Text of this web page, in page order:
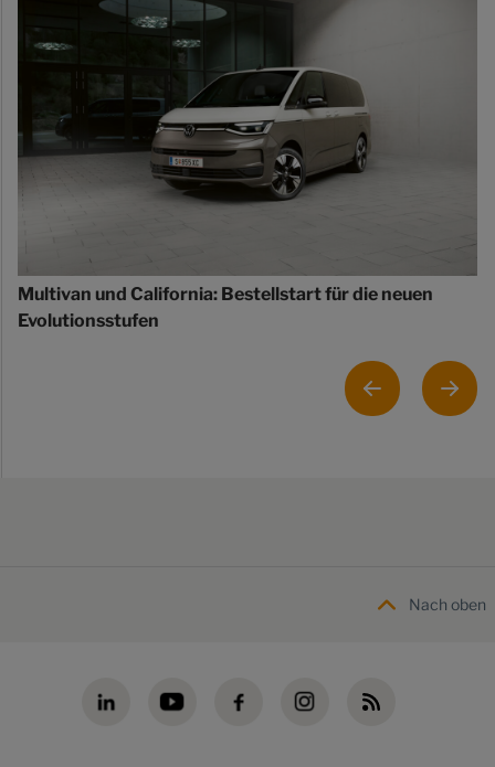
Multivan und California: Bestellstart für die neuen
Evolutionsstufen
Nach oben